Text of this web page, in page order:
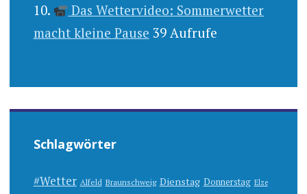
Das Wettervideo: Sommerwetter
macht kleine Pause 39 Aufrufe
Schlagwörter
#Wetter Alfeld Braunschweig Dienstag Donnerstag Elze